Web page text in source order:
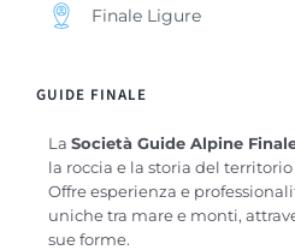
Finale Ligure
GUIDE FINALE
La Società Guide Alpine
la roccia e la storia del territorio
Offre esperienza e
uniche tra mare e monti,
sue forme.